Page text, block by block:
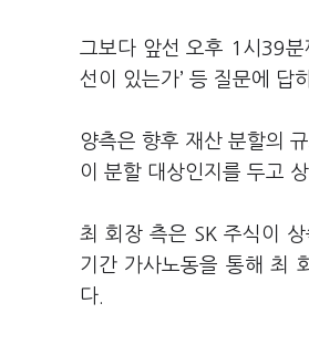
그보다 앞선 오후 1시39분
선이 있는가’ 등 질문에 답
양측은 향후 재산 분할의
이 분할 대상인지를 두고
최 회장 측은 SK 주식이
기간 가사노동을 통해 최
다.